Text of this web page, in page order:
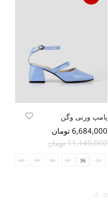
پامپ ورنی وگن
6,684,000 تومان
11,140,000 تومان
35
36
37
38
39
40